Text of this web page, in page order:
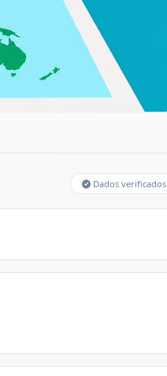
Dados verificados